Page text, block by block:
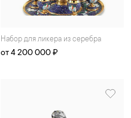
Набор для ликера из серебра
от 4 200 000 ₽